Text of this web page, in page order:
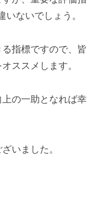
ないでしょう。
指標ですので、皆
ススメします。
の一助となれば幸
いました。